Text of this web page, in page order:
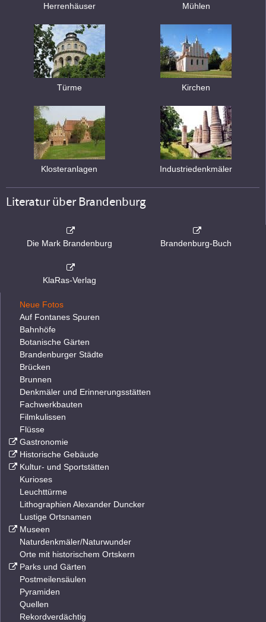
Herrenhäuser Mühlen
Türme Kirchen
Klosteranlagen Industriedenkmäler
Literatur über Brandenburg
Die Mark Brandenburg Brandenburg-Buch
KlaRas-Verlag
Neue Fotos
Auf Fontanes Spuren
Bahnhöfe
Botanische Gärten
Brandenburger Städte
Brücken
Brunnen
Denkmäler und Erinnerungsstätten
Fachwerkbauten
Filmkulissen
Flüsse
Gastronomie
Historische Gebäude
Kultur- und Sportstätten
Kurioses
Leuchttürme
Lithographien Alexander Duncker
Lustige Ortsnamen
Museen
Naturdenkmäler/Naturwunder
Orte mit historischem Ortskern
Parks und Gärten
Postmeilensäulen
Pyramiden
Quellen
Rekordverdächtig